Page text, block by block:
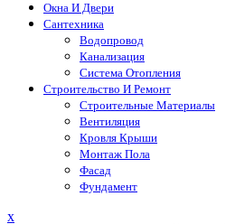
Окна И Двери
Сантехника
Водопровод
Канализация
Система Отопления
Строительство И Ремонт
Строительные Материалы
Вентиляция
Кровля Крыши
Монтаж Пола
Фасад
Фундамент
xЗакрыть